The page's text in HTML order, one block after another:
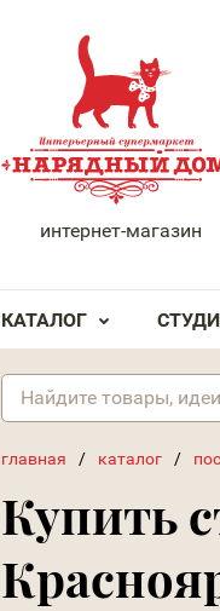
НАРЯДНЫЙ
интернет-магазин
КАТАЛОГ
главная / каталог /
Купить